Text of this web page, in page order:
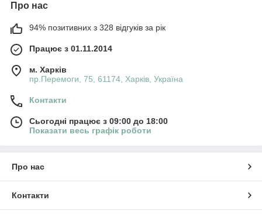
Про нас
94% позитивних з 328 відгуків за рік
Працює з 01.11.2014
м. Харків
пр.Перемоги, 75, 61174, Харків, Україна
Контакти
Сьогодні працює з 09:00 до 18:00
Показати весь графік роботи
Про нас
Контакти